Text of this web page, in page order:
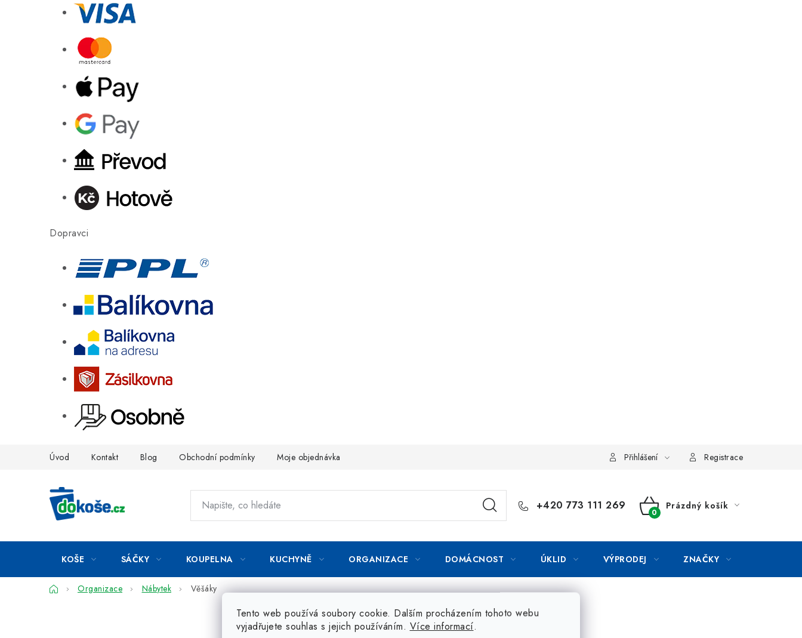
Dopravci
Tento web používá soubory cookie. Dalším procházením tohoto webu
vyjadřujete souhlas s jejich používáním. Více informací.
Úvod Kontakt Blog Obchodní podmínky Moje objednávka Přihlášení Registrace
+420 773 111 269
NÁKUPNÍ
Prázdný košík
KOŠE SÁČKY KOUPELNA KUCHYNĚ ORGANIZACE DOMÁCNOST ÚKLID VÝPRODEJ ZNAČKY
DomůOrganizace Nábytek Věšáky